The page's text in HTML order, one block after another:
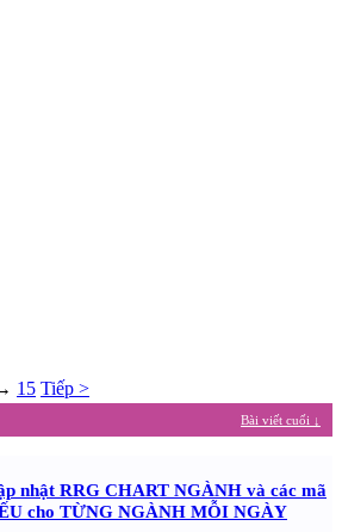
15 Tiếp >
Bài viết cuối ↓
nhật RRG CHART NGÀNH và các mã
cho TỪNG NGÀNH MỖI NGÀY